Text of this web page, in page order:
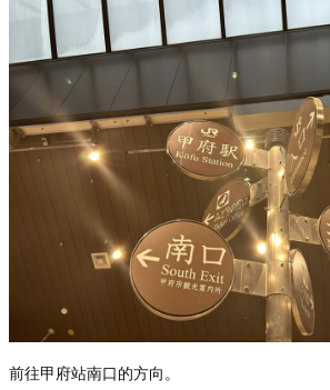
前往甲府站南口的方向。